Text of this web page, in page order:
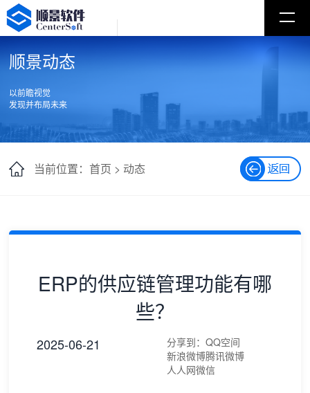
顺景动态
以前瞻视觉
发现并布局未来
当前位置：首页 > 动态
ERP的供应链管理功能有哪
些？
2025-06-21 分享到：QQ空间
新浪微博腾讯微博
人人网微信